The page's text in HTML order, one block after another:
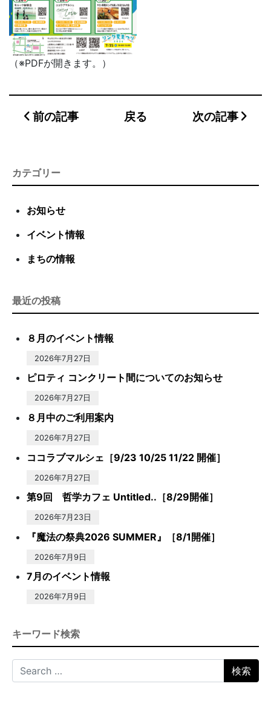
（※PDFが開きます。）
前の記事 戻る 次の記事
カテゴリー
お知らせ
イベント情報
まちの情報
最近の投稿
８月のイベント情報
2026年7月27日
ピロティ コンクリート間についてのお知らせ
2026年7月27日
８月中のご利用案内
2026年7月27日
ココラブマルシェ［9/23 10/25 11/22 開催］
2026年7月27日
第9回 哲学カフェ Untitled..［8/29開催］
2026年7月23日
『魔法の祭典2026 SUMMER』［8/1開催］
2026年7月9日
7月のイベント情報
2026年7月9日
キーワード検索
Search for: